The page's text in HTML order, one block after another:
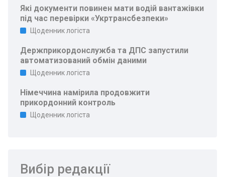
Які документи повинен мати водій вантажівки
під час перевірки «Укртрансбезпеки»
Щоденник логіста
Держприкордонслужба та ДПС запустили
автоматизований обмін даними
Щоденник логіста
Німеччина намірила продовжити
прикордонний контроль
Щоденник логіста
Вибір редакції